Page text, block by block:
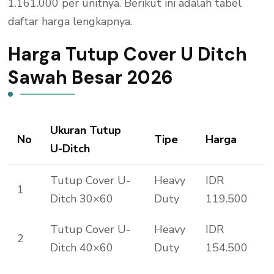
1.161.000 per unitnya. Berikut ini adalah tabel
daftar harga lengkapnya.
Harga Tutup Cover U Ditch
Sawah Besar 2026
No
Ukuran Tutup
U-Ditch
Tipe Harga
1
Tutup Cover U-
Ditch 30×60
Heavy
Duty
IDR
119.500
2
Tutup Cover U-
Ditch 40×60
Heavy
Duty
IDR
154.500